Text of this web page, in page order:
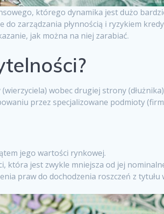
którego dynamika jest dużo
zarządzania płynnością i ryzykiem
jak można na niej zarabiać.
wobec drugiej strony
przez specjalizowane podmioty
jego wartości rynkowej.
która jest zwykle mniejsza od jej
praw do dochodzenia roszczeń z tytułu